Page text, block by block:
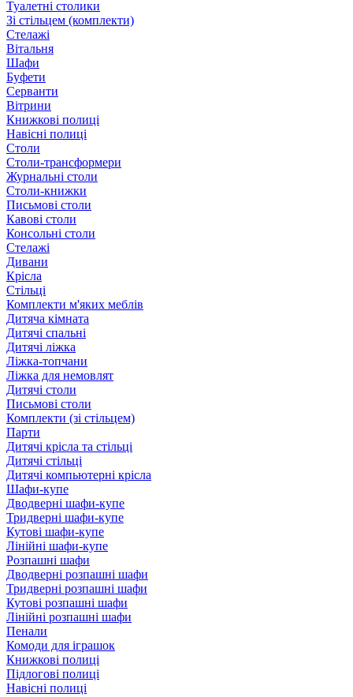
Туалетні столики
Зі стільцем (комплекти)
Стелажі
Вітальня
Шафи
Буфети
Серванти
Вітрини
Книжкові полиці
Навісні полиці
Столи
Столи-трансформери
Журнальні столи
Столи-книжки
Письмові столи
Кавові столи
Консольні столи
Стелажі
Дивани
Крісла
Стільці
Комплекти м'яких меблів
Дитяча кімната
Дитячі спальні
Дитячі ліжка
Ліжка-топчани
Ліжка для немовлят
Дитячі столи
Письмові столи
Комплекти (зі стільцем)
Парти
Дитячі крісла та стільці
Дитячі стільці
Дитячі компьютерні крісла
Шафи-купе
Дводверні шафи-купе
Тридверні шафи-купе
Кутові шафи-купе
Лінійні шафи-купе
Розпашні шафи
Дводверні розпашні шафи
Тридверні розпашні шафи
Кутові розпашні шафи
Лінійні розпашні шафи
Пенали
Комоди для іграшок
Книжкові полиці
Підлогові полиці
Навісні полиці